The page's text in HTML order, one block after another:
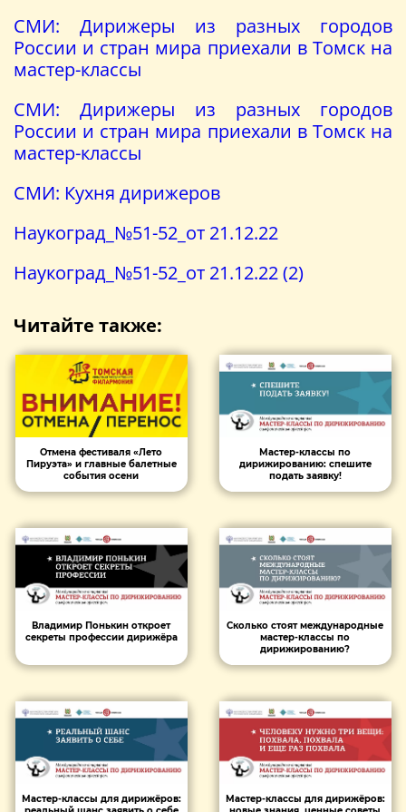
СМИ: Дирижеры из разных городов
России и стран мира приехали в Томск на
мастер-классы
СМИ: Дирижеры из разных городов
России и стран мира приехали в Томск на
мастер-классы
СМИ: Кухня дирижеров
Наукоград_№51-52_от 21.12.22
Наукоград_№51-52_от 21.12.22 (2)
Читайте также:
Отмена фестиваля «Лето
Пируэта» и главные балетные
события осени
Мастер-классы по
дирижированию: спешите
подать заявку!
Владимир Понькин откроет
секреты профессии дирижёра
Сколько стоят международные
мастер-классы по
дирижированию?
Мастер-классы для дирижёров:
Мастер-классы для дирижёров: